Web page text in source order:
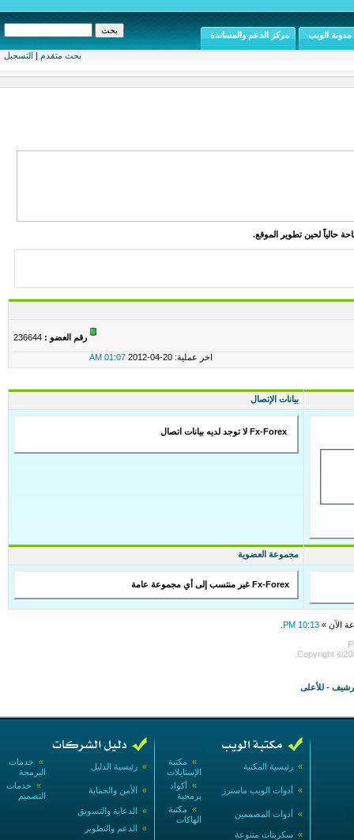
بحث متقدم | التسجيل
مدونة الويب مركز الدعم والمساندة
حالياً لحين تطوير الموقع.
رقم العضو :
اخر عملية: 20-04-2012 01:07 AM
بيانات الإتصال
Fx-Forex لا توجد لديه بيانات اتصال
مجموعة العضوية
Fx-Forex غير منتسب إلى أي مجموعة عامة
الآن » 10:13 PM
Copyright
- للأعلى
» خدمات
البرمجة
» رئيسية الدليل
» خدمات
التصميم
» الأمن والحماية
» الدعاية والتسويق
» الدعم والتطوير
» مكتبة
الإستايلات
» رئيسية المكتبة
» أكواد
برمجية
» أدوات الويب ماسترز
» مكتبة
الهاكات
» أدوات المصممين
» سكربتات متنوعة